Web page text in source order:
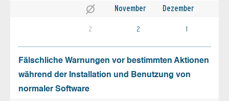
November Dezember
2 2 1
Fälschliche Warnungen vor bestimmten Aktionen
während der Installation und Benutzung von
normaler Software